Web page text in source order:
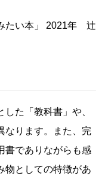
たい本」 2021年 辻
た「教科書」や、
なります。また、完
書でありながらも感
物としての特徴があ